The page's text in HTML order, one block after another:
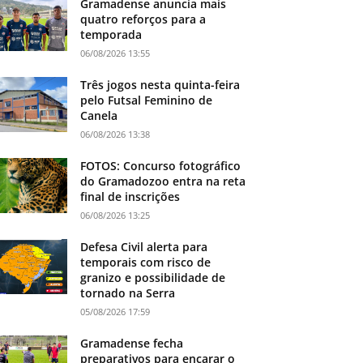
Gramadense anuncia mais
quatro reforços para a
temporada
06/08/2026 13:55
Três jogos nesta quinta-feira
pelo Futsal Feminino de
Canela
06/08/2026 13:38
FOTOS: Concurso fotográfico
do Gramadozoo entra na reta
final de inscrições
06/08/2026 13:25
Defesa Civil alerta para
temporais com risco de
granizo e possibilidade de
tornado na Serra
05/08/2026 17:59
Gramadense fecha
preparativos para encarar o